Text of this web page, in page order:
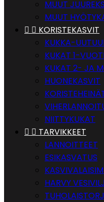
MUUT
MUUT
  KORISTEKASVIT
KUKKA-
KUKAT 1-
KUKAT 2- JA
HUONEKASVIT
NIITTYKUKAT
  TARVIKKEET
LANNOITTEET
ESIKASVATUS
HARVY